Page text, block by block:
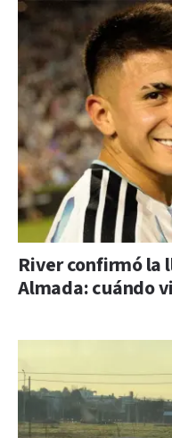
River confirmó la
Almada: cuándo